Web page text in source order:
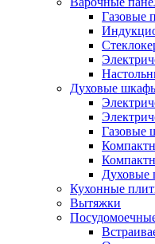
Газовые
Духовые
Газовые
Духовые
Кухонные
Вытяжки